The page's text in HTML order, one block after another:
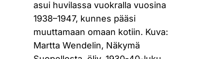
asui huvilassa vuokralla vuosina
1938–1947, kunnes pääsi
muuttamaan omaan kotiin. Kuva:
Martta Wendelin, Näkymä